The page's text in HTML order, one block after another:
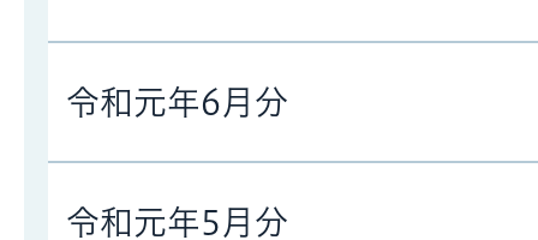
令和元年6月分
令和元年5月分